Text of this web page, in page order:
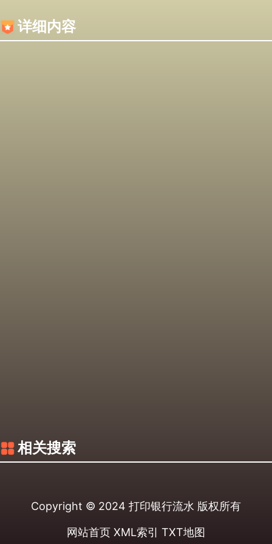
详细内容
相关搜索
Copyright © 2024 打印银行流水 版权所有
网站首页 XML索引 TXT地图